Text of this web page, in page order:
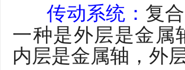
传动系统： 复
一种是外层是金属
内层是金属轴，外